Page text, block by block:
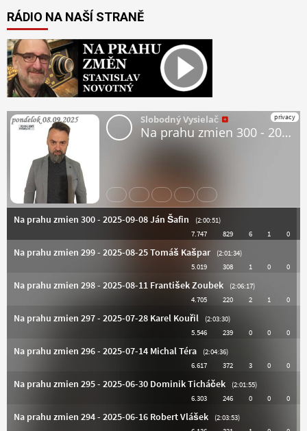
RÁDIO NA NAŠÍ STRANĚ